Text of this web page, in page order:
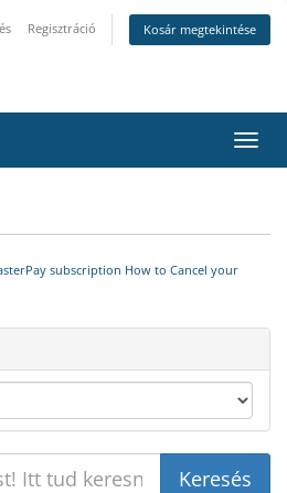
Regisztráció Kosár megtekintése
subscription How to Cancel your